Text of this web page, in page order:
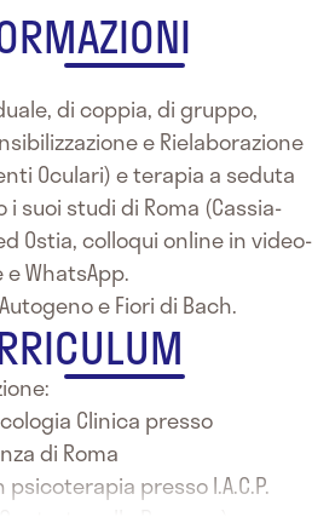
di coppia, di gruppo,
e Rielaborazione
Oculari) e terapia a seduta
i suoi studi di Roma (Cassia-
Ostia, colloqui online in video-
WhatsApp.
e Fiori di Bach.
Clinica presso
di Roma
presso I.A.C.P.